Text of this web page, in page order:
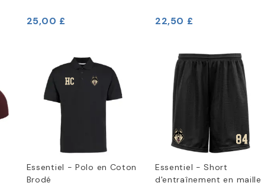
25,00 £ 22,50 £
Essentiel - Polo en Coton
Brodé
Essentiel - Short
d'entraînement en maille